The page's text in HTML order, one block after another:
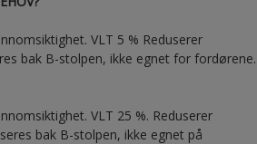
VLT 5 % Reduserer
bak B-stolpen, ikke egnet for fordørene.
VLT 25 %. Reduserer
bak B-stolpen, ikke egnet på